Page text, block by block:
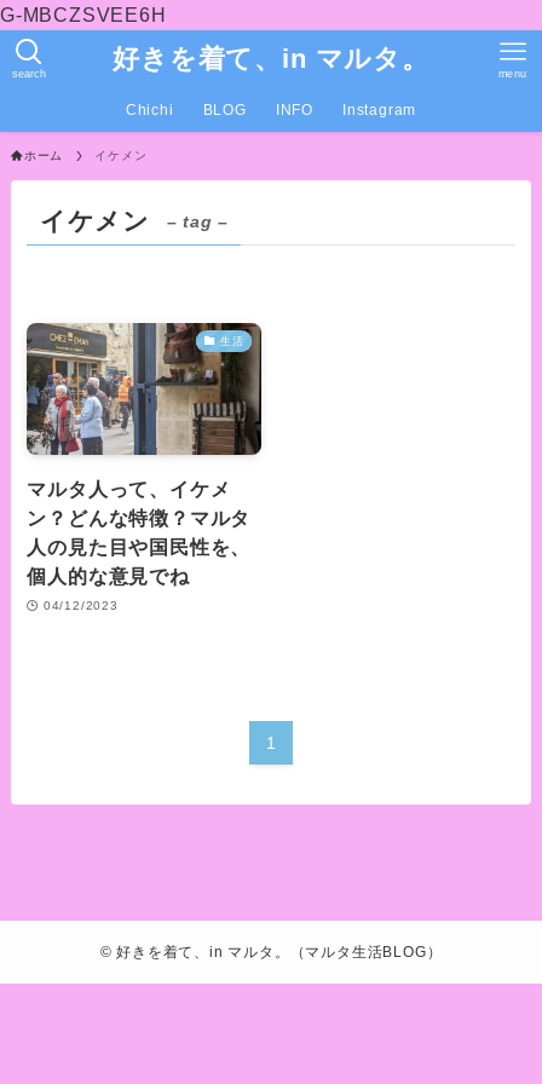
G-MBCZSVEE6H
好きを着て、in マルタ。
search menu
Chichi BLOG INFO Instagram
ホーム イケメン
イケメン – tag –
生活
マルタ人って、イケメ
ン？どんな特徴？マルタ
人の見た目や国民性を、
個人的な意見でね
04/12/2023
1
© 好きを着て、in マルタ。（マルタ生活BLOG）